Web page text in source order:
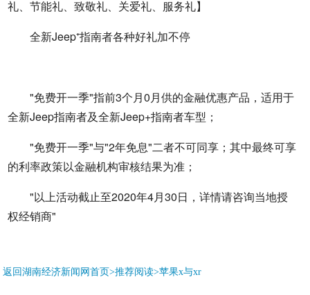
礼、节能礼、致敬礼、关爱礼、服务礼】
全新Jeep⁺指南者各种好礼加不停
"免费开一季"指前3个月0月供的金融优惠产品，适用于
全新Jeep指南者及全新Jeep+指南者车型；
"免费开一季"与"2年免息"二者不可同享；其中最终可享
的利率政策以金融机构审核结果为准；
"以上活动截止至2020年4月30日，详情请咨询当地授
权经销商"
返回湖南经济新闻网首页>推荐阅读>苹果x与xr